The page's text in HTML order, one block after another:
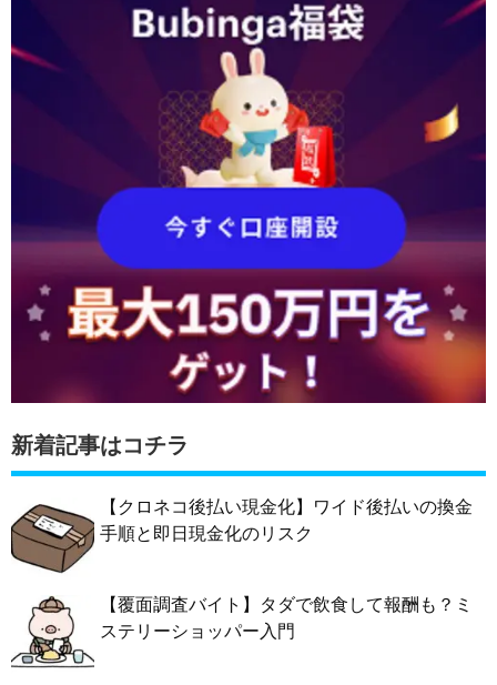
新着記事はコチラ
【クロネコ後払い現金化】ワイド後払いの換金
手順と即日現金化のリスク
【覆面調査バイト】タダで飲食して報酬も？ミ
ステリーショッパー入門